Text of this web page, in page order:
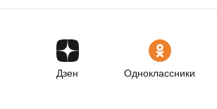
Дзен Одноклассники